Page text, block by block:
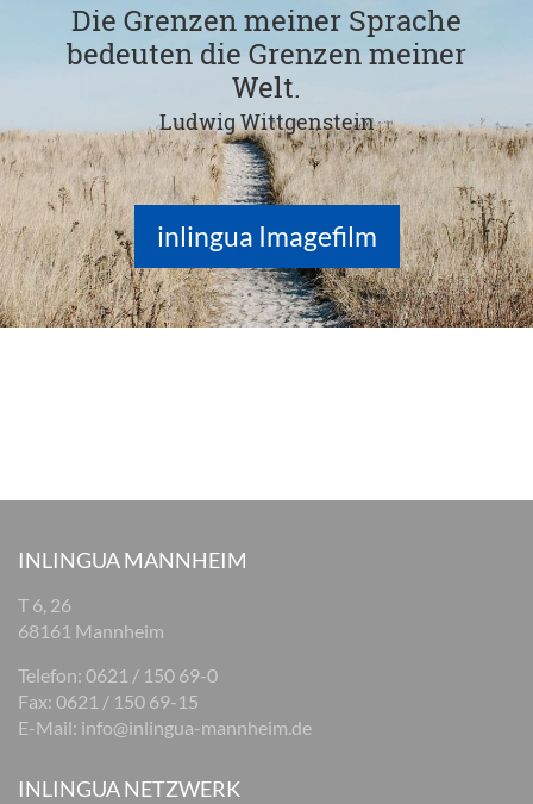
Die Grenzen meiner Sprache
bedeuten die Grenzen meiner
Welt.
Ludwig Wittgenstein
inlingua Imagefilm
INLINGUA MANNHEIM
T 6, 26
68161 Mannheim
Telefon: 0621 / 150 69-0
Fax: 0621 / 150 69-15
E-Mail: info@inlingua-mannheim.de
INLINGUA NETZWERK